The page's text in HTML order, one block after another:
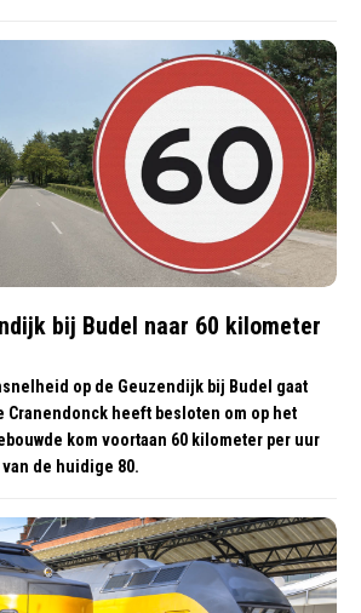
bij Budel naar 60 kilometer
op de Geuzendijk bij Budel gaat
Cranendonck heeft besloten om op het
kom voortaan 60 kilometer per uur
de huidige 80.